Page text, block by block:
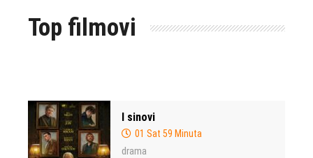
Top filmovi
I sinovi
01 Sat 59 Minuta
drama